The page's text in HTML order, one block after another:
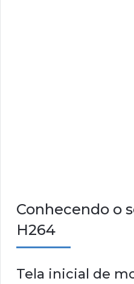
Conhecendo o
H264
Tela inicial de